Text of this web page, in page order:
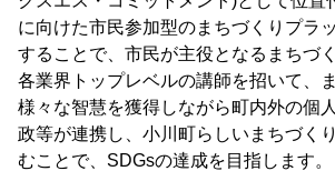
に向けた市民参加型のまちづくりプラ
することで、市民が主役となるまちづ
各業界トップレベルの講師を招いて、
様々な智慧を獲得しながら町内外の個
政等が連携し、小川町らしいまちづく
むことで、SDGsの達成を目指します。